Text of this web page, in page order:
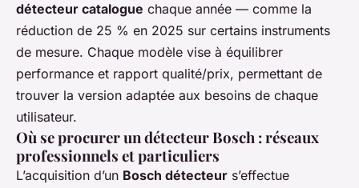
détecteur catalogue chaque année — comme la
réduction de 25 % en 2025 sur certains instruments
de mesure. Chaque modèle vise à équilibrer
performance et rapport qualité/prix, permettant de
trouver la version adaptée aux besoins de chaque
utilisateur.
Où se procurer un détecteur Bosch : réseaux
professionnels et particuliers
L’acquisition d’un Bosch détecteur s’effectue